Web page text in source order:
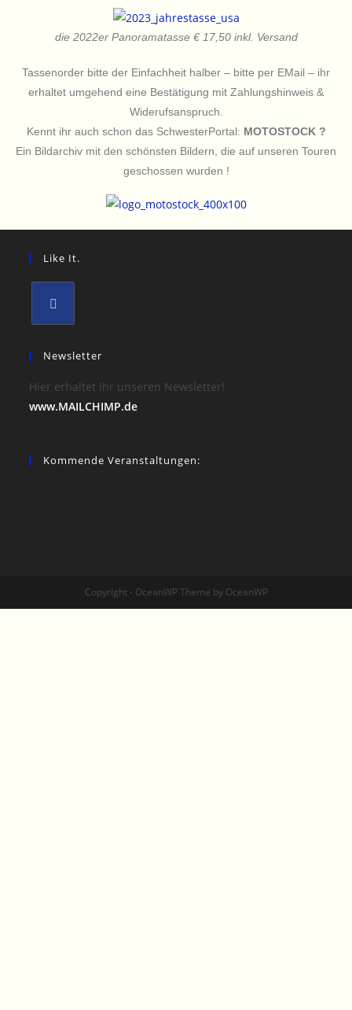
die 2022er Panoramatasse € 17,50 inkl. Versand
Tassenorder bitte der Einfachheit halber – bitte per EMail – ihr
erhaltet umgehend eine Bestätigung mit Zahlungshinweis &
Widerufsanspruch.
Kennt ihr auch schon das SchwesterPortal: MOTOSTOCK ?
Ein Bildarchiv mit den schönsten Bildern, die auf unseren Touren
geschossen wurden !
Like It.
Newsletter
Hier erhaltet ihr unseren Newsletter!
www.MAILCHIMP.de
Kommende Veranstaltungen:
Copyright - OceanWP Theme by OceanWP